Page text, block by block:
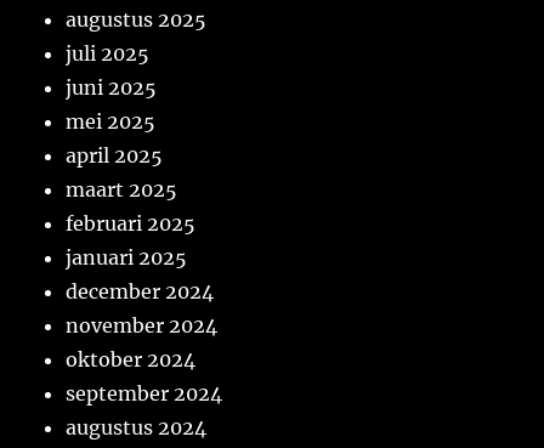
augustus 2025
juli 2025
juni 2025
mei 2025
april 2025
maart 2025
februari 2025
januari 2025
december 2024
november 2024
oktober 2024
september 2024
augustus 2024